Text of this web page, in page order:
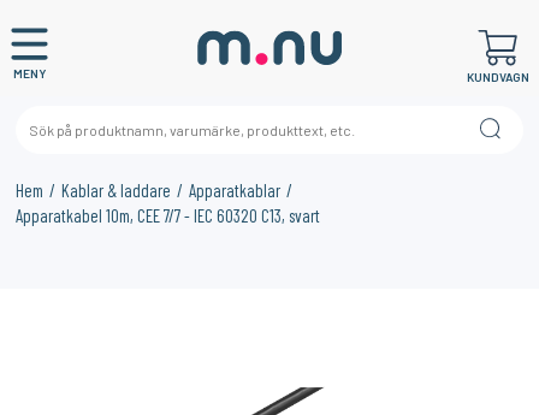
MENY KUNDVAGN
Hem Kablar & laddare
Apparatkablar
Apparatkabel 10m, CEE 7/7 - IEC 60320 C13, svart